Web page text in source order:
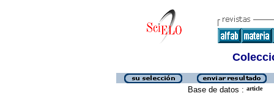
Base de datos : article